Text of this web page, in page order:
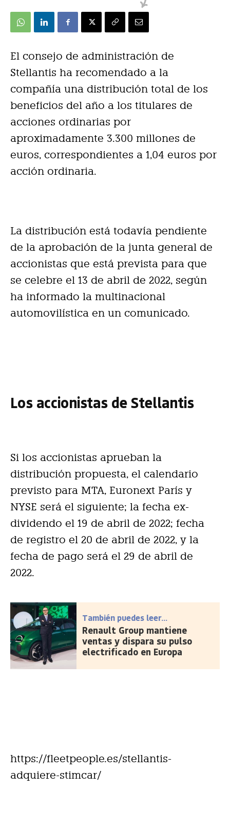
El consejo de administración de
Stellantis ha recomendado a la
compañía una distribución total de los
beneficios del año a los titulares de
acciones ordinarias por
aproximadamente 3.300 millones de
euros, correspondientes a 1,04 euros por
acción ordinaria.
La distribución está todavía pendiente
de la aprobación de la junta general de
accionistas que está prevista para que
se celebre el 13 de abril de 2022, según
ha informado la multinacional
automovilística en un comunicado.
Los accionistas de Stellantis
Si los accionistas aprueban la
distribución propuesta, el calendario
previsto para MTA, Euronext París y
NYSE será el siguiente; la fecha ex-
dividendo el 19 de abril de 2022; fecha
de registro el 20 de abril de 2022, y la
fecha de pago será el 29 de abril de
2022.
También puedes leer...
Renault Group mantiene
ventas y dispara su pulso
electrificado en Europa
https://fleetpeople.es/stellantis-
adquiere-stimcar/